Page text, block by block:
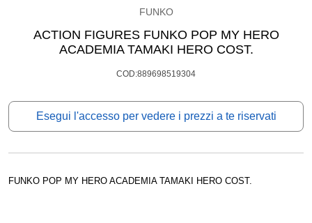
FUNKO
ACTION FIGURES FUNKO POP MY HERO
ACADEMIA TAMAKI HERO COST.
COD:889698519304
Esegui l'accesso per vedere i prezzi a te riservati
FUNKO POP MY HERO ACADEMIA TAMAKI HERO COST.